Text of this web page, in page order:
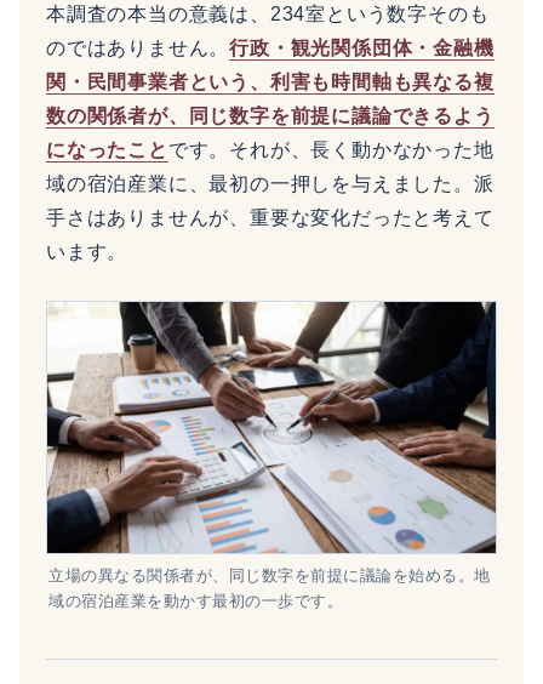
本調査の本当の意義は、234室という数字そのも
のではありません。行政・観光関係団体・金融機
関・民間事業者という、利害も時間軸も異なる複
数の関係者が、同じ数字を前提に議論できるよう
になったこと です。それが、長く動かなかった地
域の宿泊産業に、最初の一押しを与えました。派
手さはありませんが、重要な変化だったと考えて
います。
立場の異なる関係者が、同じ数字を前提に議論を始める。地
域の宿泊産業を動かす最初の一歩です。